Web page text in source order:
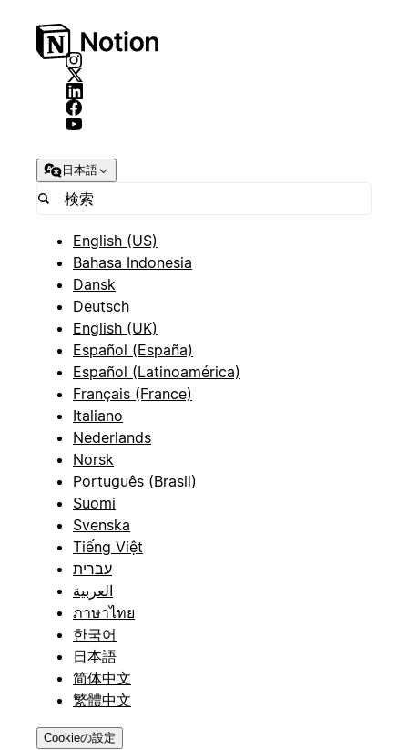
日本語
English (US)
Bahasa Indonesia
Dansk
Deutsch
English (UK)
Español (España)
Español (Latinoamérica)
Français (France)
Italiano
Nederlands
Norsk
Português (Brasil)
Suomi
Svenska
Tiếng Việt
עברית
العربية
ภาษาไทย
한국어
日本語
简体中文
繁體中文
Cookieの設定